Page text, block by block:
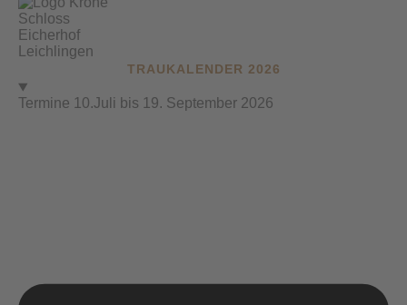
TRAUKALENDER 2026
Termine 10.Juli bis 19. September 2026